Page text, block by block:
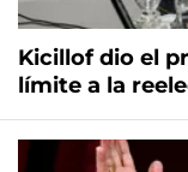
Kicillof dio el
límite a la